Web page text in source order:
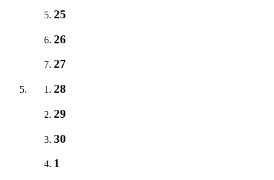
25
26
27
28
29
30
1